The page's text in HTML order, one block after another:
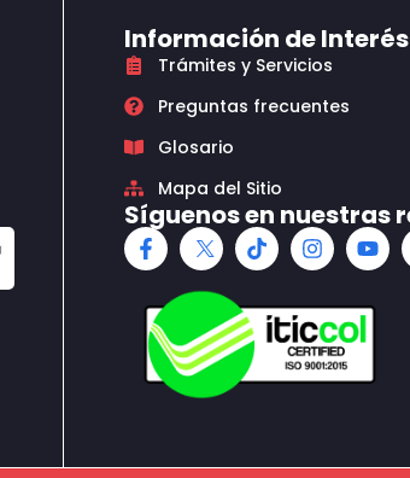
Información de Interés
Trámites y Servicios
Preguntas frecuentes
Glosario
Mapa del Sitio
Síguenos en nuestras